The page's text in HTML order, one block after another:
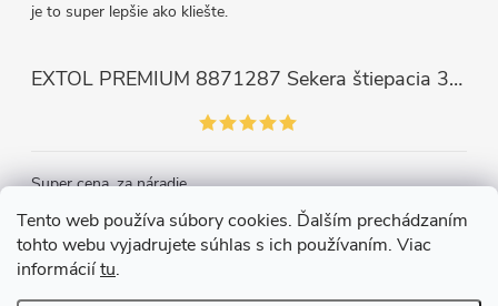
Tento web používa súbory cookies. Ďalším prechádzaním
tohto webu vyjadrujete súhlas s ich používaním. Viac
informáciítu.
je to super lepšie ako kliešte.
EXTOL PREMIUM 8871287 Sekera štiepacia 3500g, nylónová násada 910mm
Super cena, za náradie.